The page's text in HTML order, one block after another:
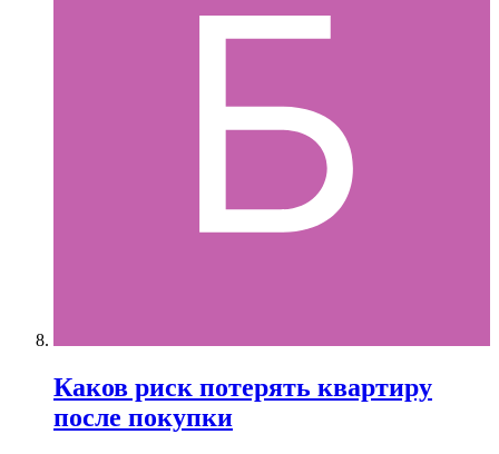
Каков риск потерять квартиру
после покупки